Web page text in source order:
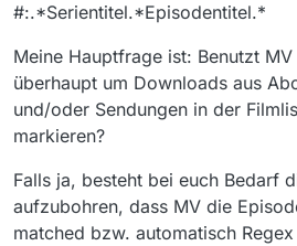
#:.*Serientitel.*Episodentitel.*
Meine Hauptfrage ist: Benutzt
überhaupt um Downloads aus
und/oder Sendungen in der
markieren?
Falls ja, besteht bei euch Bedarf
aufzubohren, dass MV die
matched bzw. automatisch